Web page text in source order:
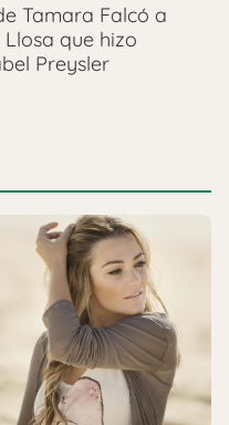
Tamara Falcó a
que hizo
Preysler